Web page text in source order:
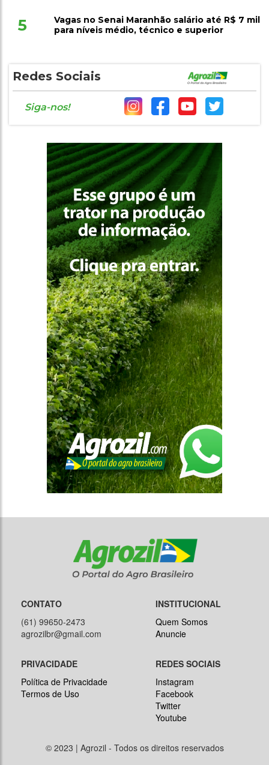
5
Vagas no Senai Maranhão salário até R$ 7 mil
para níveis médio, técnico e superior
Redes Sociais
Siga-nos!
CONTATO
(61) 99650-2473
agrozilbr@gmail.com
INSTITUCIONAL
Quem Somos
Anuncie
PRIVACIDADE
Política de Privacidade
Termos de Uso
REDES SOCIAIS
Instagram
Facebook
Twitter
Youtube
© 2023 | Agrozil - Todos os direitos reservados